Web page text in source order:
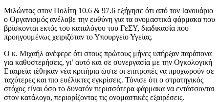
Μιλώντας στον Πολίτη 10.6 & 97.6 εξήγησε ότι από τον Ιανουάριο
ο Οργανισμός ανέλαβε την ευθύνη για τα ονομαστικά φάρμακα που
βρίσκονται εκτός του καταλόγου του ΓεΣΥ, διαδικασία που
προηγουμένως χειριζόταν το Υπουργείο Υγείας.
Ο κ. Μιχαήλ ανέφερε ότι στους πρώτους μήνες υπήρξαν παράπονα
για καθυστερήσεις, γι’ αυτό και σε συνεργασία με την Ογκολογική
Εταιρεία τέθηκαν νέα κριτήρια ώστε οι επιτροπές να προχωρούν σε
ταχύτερες και πιο ευέλικτες εγκρίσεις. Τόνισε ότι ο στρατηγικός
στόχος είναι όσο το δυνατόν περισσότερα φάρμακα να εντάσσονται
στον κατάλογο, περιορίζοντας τις ονομαστικές εξαιρέσεις.